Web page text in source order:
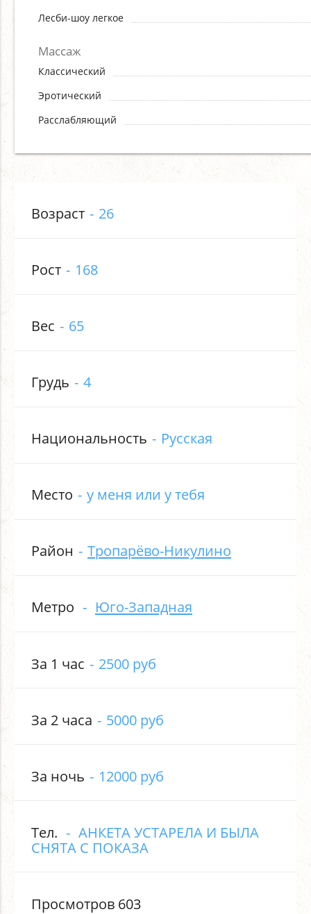
Лесби-шоу легкое
Массаж
Классический
Эротический
Расслабляющий
Возраст 26
Рост 168
Вес 65
Грудь 4
Национальность Русская
Место у меня или у тебя
Район Тропарёво-Никулино
Метро Юго-Западная
За 1 час 2500 руб
За 2 часа 5000 руб
За ночь 12000 руб
Тел. АНКЕТА УСТАРЕЛА И БЫЛА
СНЯТА С ПОКАЗА
Просмотров 603